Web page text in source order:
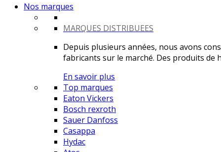
Nos marques
MARQUES DISTRIBUEES
Depuis plusieurs années, nous avons
fabricants sur le marché. Des produits de
En savoir plus
Top marques
Eaton Vickers
Bosch rexroth
Sauer Danfoss
Casappa
Hydac